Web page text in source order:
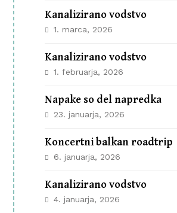
Kanalizirano vodstvo
1. marca, 2026
Kanalizirano vodstvo
1. februarja, 2026
Napake so del napredka
23. januarja, 2026
Koncertni balkan roadtrip
6. januarja, 2026
Kanalizirano vodstvo
4. januarja, 2026